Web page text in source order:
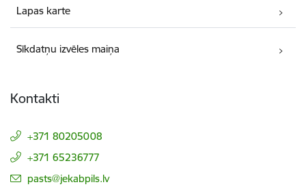
Lapas karte
Sīkdatņu izvēles maiņa
Kontakti
+371 80205008
+371 65236777
E-pasts:
pasts@jekabpils.lv